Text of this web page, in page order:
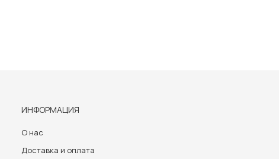
ИНФОРМАЦИЯ
О нас
Доставка и оплата